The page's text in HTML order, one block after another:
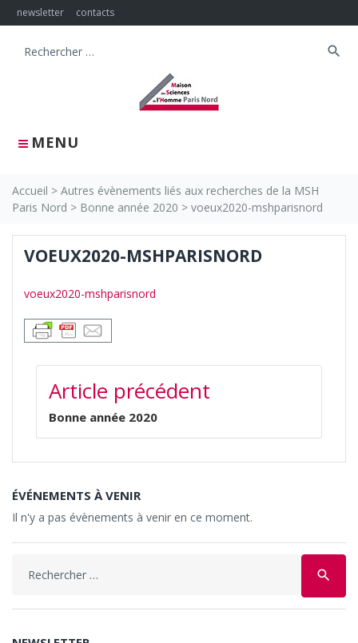
Skip
to
newsletter contacts
MENU
Search
search
Accueil > Autres évènements liés aux recherches de la MSH
Paris Nord > Bonne année 2020 > voeux2020-mshparisnord
VOEUX2020-MSHPARISNORD
voeux2020-mshparisnord
NAVIGATION
DE
L’ARTICLE
Article précédent
Bonne année 2020
ÉVÉNEMENTS À VENIR
Il n'y a pas évènements à venir en ce moment.
search